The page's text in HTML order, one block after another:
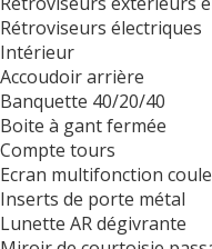
Rétroviseurs électriques
Intérieur
Accoudoir arrière
Banquette 40/20/40
Boite à gant fermée
Compte tours
Ecran multifonction
Inserts de porte métal
Lunette AR dégivrante